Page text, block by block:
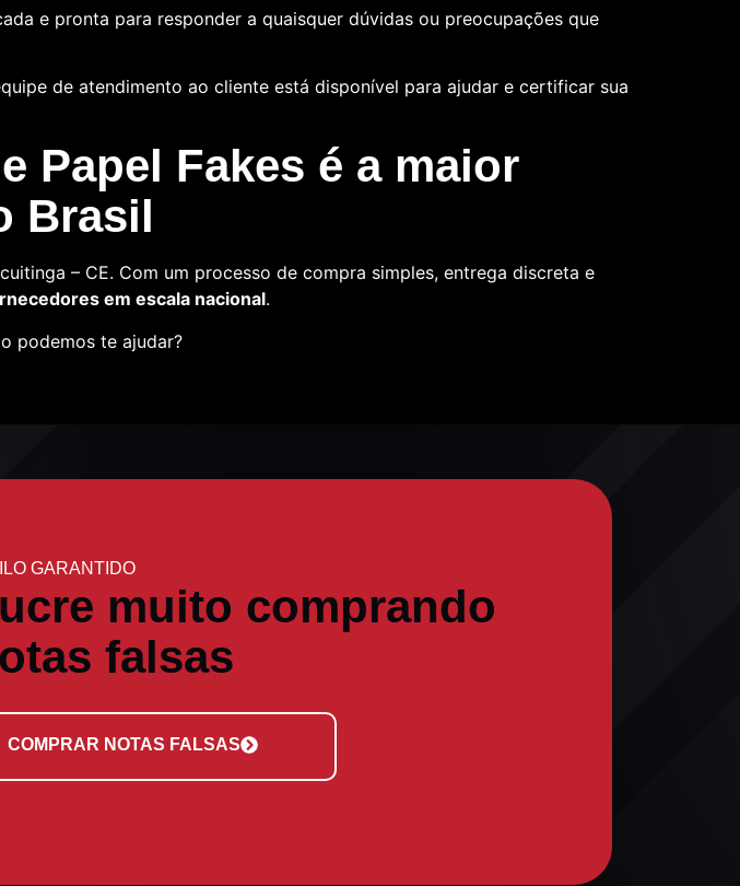
e pronta para responder a quaisquer dúvidas ou preocupações que
de atendimento ao cliente está disponível para ajudar e certificar sua
Papel Fakes é a maior
Brasil
– CE. Com um processo de compra simples, entrega discreta e
em escala nacional.
podemos te ajudar?
GARANTIDO
muito comprando
falsas
COMPRAR NOTAS FALSAS